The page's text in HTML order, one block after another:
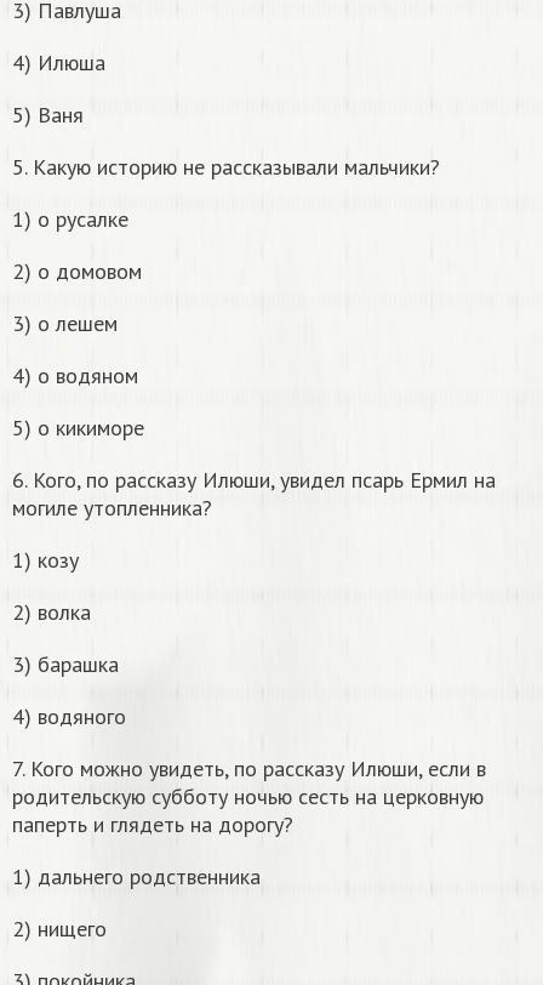
3) Павлуша
4) Илюша
5) Ваня
5. Какую историю не рассказывали мальчики?
1) о русалке
2) о домовом
3) о лешем
4) о водяном
5) о кикиморе
6. Кого, по рассказу Илюши, увидел псарь Ермил на
могиле утопленника?
1) козу
2) волка
3) барашка
4) водяного
7. Кого можно увидеть, по рассказу Илюши, если в
родительскую субботу ночью сесть на церковную
паперть и глядеть на дорогу?
1) дальнего родственника
2) нищего